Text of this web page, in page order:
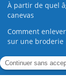
À partir de quel
canevas
Comment
sur une broderie
Guide de la